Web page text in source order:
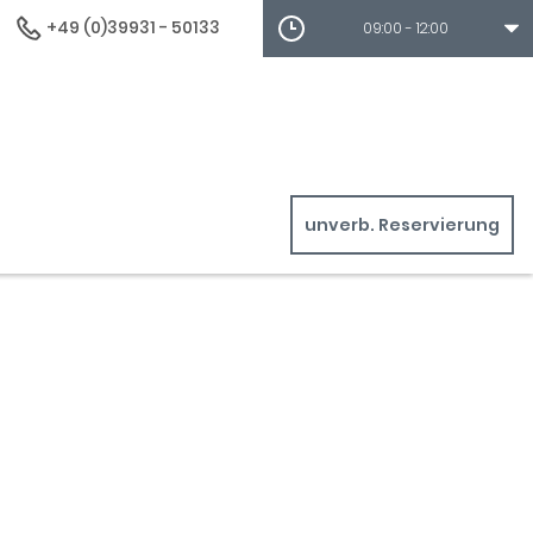
+49 (0)39931 - 50133 09:00 - 12:00
unverb. Reservierung